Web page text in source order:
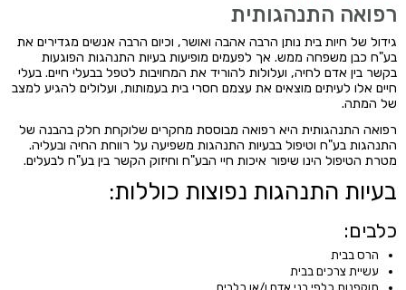
רפואה התנהגותית
גידול של חיות בית נותן הרבה אהבה ואושר, וכיום הרבה אנשים מגדירים את
בע"ח כבן משפחה ממש. אך לפעמים מופיעות בעיות התנהגות הפוגעות
בקשר בין אדם לחיה, ועלולות להוריד את המחויבות לטפל בבעלי חיים. בעלי
חיים אלו לעיתים מוצאים את עצמם חסרי בית בעמותות, ועלולים להגיע למצב
של המתה.
רפואה התנהגותית היא רפואה מבוססת מחקרים שלוקחת חלק בהבנה של
התנהגות בע"ח וטיפול בבעיות התנהגות משפיעה על רווחת החיה ובעליה.
מטרת הטיפול הינו שיפור איכות חיי הבע"ח וחיזוק הקשר בין בע"ח לבעלים.
בעיות התנהגות נפוצות כוללות:
כלבים:
הרס בבית
עשיית צרכים בבית